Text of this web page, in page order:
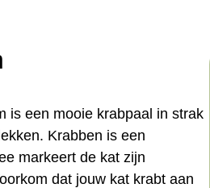
is een mooie krabpaal in strak
Krabben is een
markeert de kat zijn
dat jouw kat krabt aan